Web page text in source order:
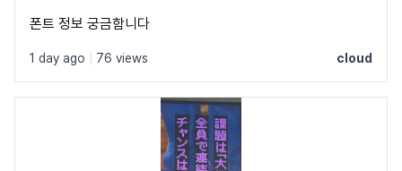
폰트 정보 궁금함니다
1 day ago 76 views cloud